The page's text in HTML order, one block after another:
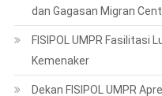
dan Gagasan Migran
FISIPOL UMPR Fasilitasi
Kemenaker
Dekan FISIPOL UMPR